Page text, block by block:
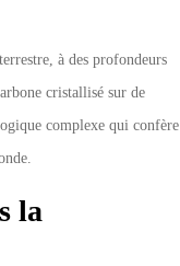
à des profondeurs
cristallisé sur de
complexe qui confère
la